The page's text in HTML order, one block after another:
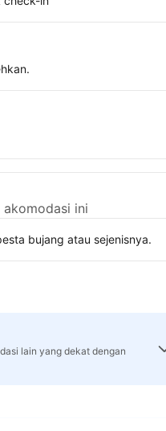
ini
bujang atau sejenisnya.
lain yang dekat dengan